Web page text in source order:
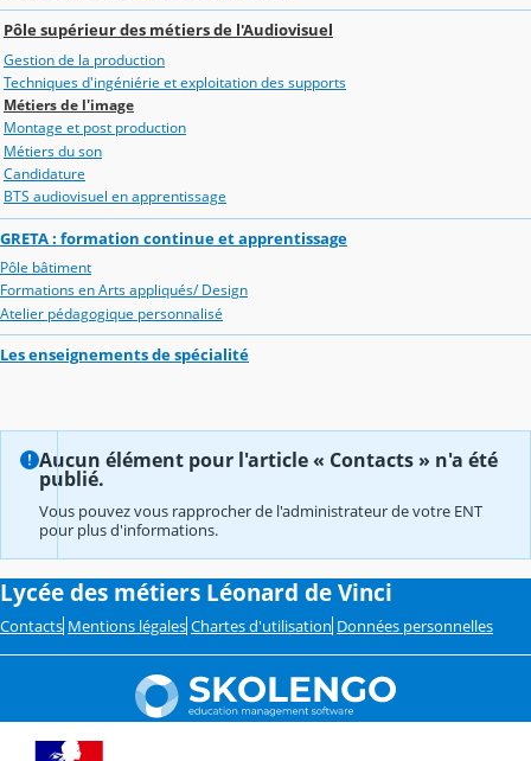
Pôle supérieur des métiers de l'Audiovisuel
Gestion de la production
Techniques d'ingéniérie et exploitation des supports
Métiers de l'image
Montage et post production
Métiers du son
Candidature
BTS audiovisuel en apprentissage
GRETA : formation continue et apprentissage
Pôle bâtiment
Formations en Arts appliqués/ Design
Atelier pédagogique personnalisé
Les enseignements de spécialité
Aucun élément pour l'article « Contacts » n'a été
publié.
Vous pouvez vous rapprocher de l'administrateur de votre ENT
pour plus d'informations.
Lycée des métiers Léonard de Vinci
Contacts Mentions légales Chartes d'utilisation Données personnelles